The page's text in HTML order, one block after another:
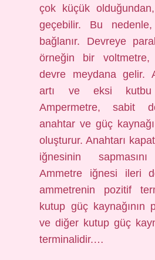
çok küçük
geçebilir. Bu
bağlanır. Devreye
örneğin bir voltmetre,
devre meydana gelir.
artı ve eksi kutbu
Ampermetre, sabit
anahtar ve güç
oluşturur. Anahtarı
iğnesinin
Ammetre iğnesi ileri
ammetrenin pozitif
kutup güç kaynağının
ve diğer kutup güç
terminalidir.…